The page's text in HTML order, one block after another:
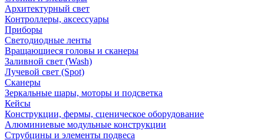
Архитектурный свет
Контроллеры, аксессуары
Приборы
Светодиодные ленты
Вращающиеся головы и сканеры
Заливной свет (Wash)
Лучевой свет (Spot)
Сканеры
Зеркальные шары, моторы и подсветка
Кейсы
Конструкции, фермы, сценическое оборудование
Алюминиевые модульные конструкции
Струбцины и элементы подвеса